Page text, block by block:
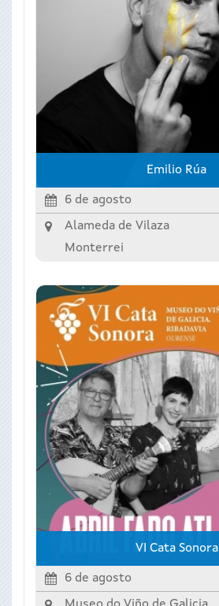
Emilio Rúa
6 de agosto
Alameda de Vilaza
Monterrei
VI Cata Sonora
6 de agosto